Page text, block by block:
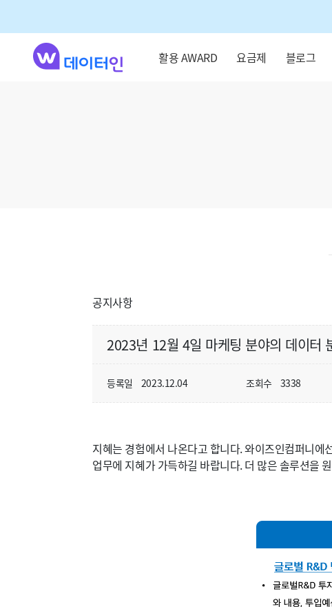
활용 AWARD 요금제 블로그
공지사항
2023년 12월 4일 마케팅 분야의 데이터
등록일 2023.12.04 조회수 3338
지혜는 경험에서 나온다고 합니다. 와이즈인컴퍼니
업무에 지혜가 가득하길 바랍니다. 더 많은 솔루션을